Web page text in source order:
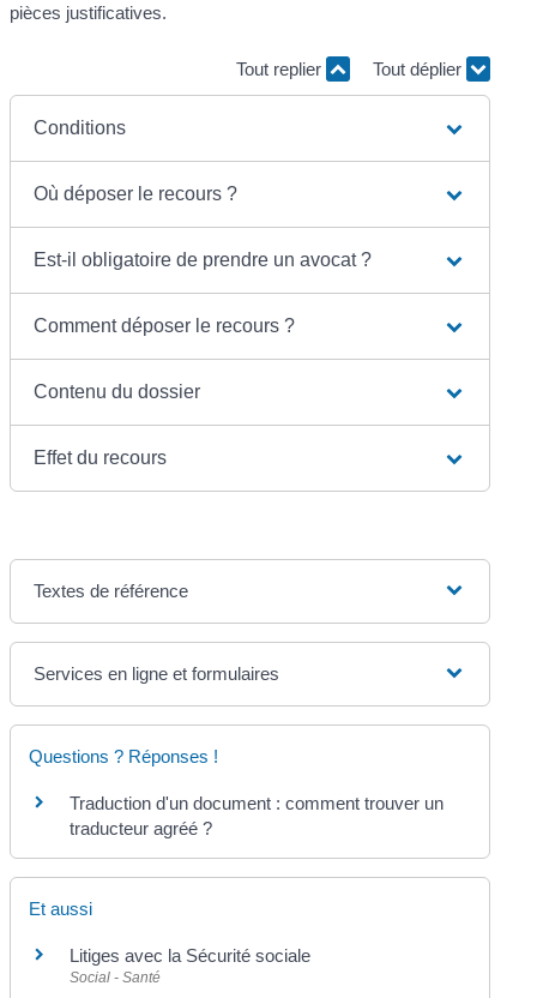
pièces justificatives.
Tout replier Tout déplier
Conditions
Où déposer le recours ?
Est-il obligatoire de prendre un avocat ?
Comment déposer le recours ?
Contenu du dossier
Effet du recours
Textes de référence
Services en ligne et formulaires
Questions ? Réponses !
Traduction d'un document : comment trouver un
traducteur agréé ?
Et aussi
Litiges avec la Sécurité sociale
Social - Santé